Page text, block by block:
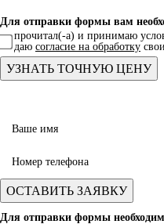
Для отправки формы вам
прочитал(-а) и принимаю
даю согласие на обработку
Для отправки формы